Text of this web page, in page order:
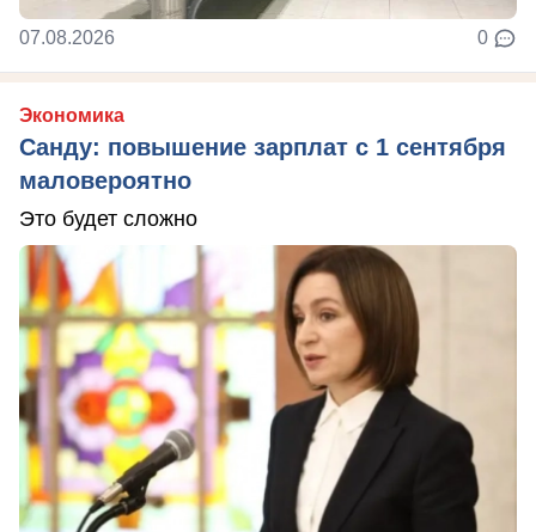
07.08.2026 0
Экономика
Санду: повышение зарплат с 1 сентября
маловероятно
Это будет сложно